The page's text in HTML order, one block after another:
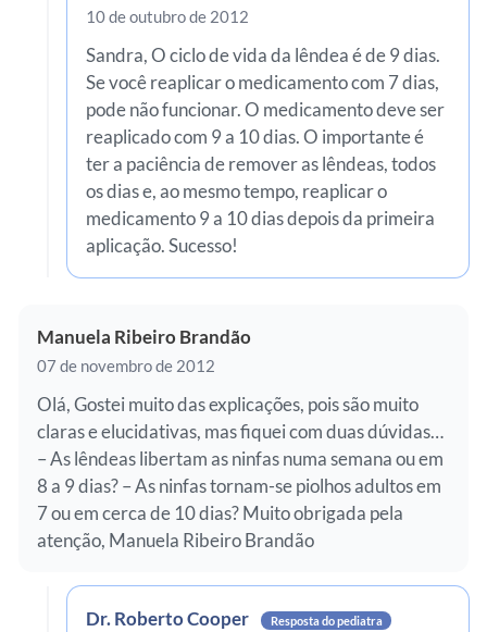
10 de outubro de 2012
Sandra, O ciclo de vida da lêndea é de 9 dias.
Se você reaplicar o medicamento com 7 dias,
pode não funcionar. O medicamento deve ser
reaplicado com 9 a 10 dias. O importante é
ter a paciência de remover as lêndeas, todos
os dias e, ao mesmo tempo, reaplicar o
medicamento 9 a 10 dias depois da primeira
aplicação. Sucesso!
Manuela Ribeiro Brandão
07 de novembro de 2012
Olá, Gostei muito das explicações, pois são muito
claras e elucidativas, mas fiquei com duas dúvidas…
– As lêndeas libertam as ninfas numa semana ou em
8 a 9 dias? – As ninfas tornam-se piolhos adultos em
7 ou em cerca de 10 dias? Muito obrigada pela
atenção, Manuela Ribeiro Brandão
Dr. Roberto Cooper Resposta do pediatra